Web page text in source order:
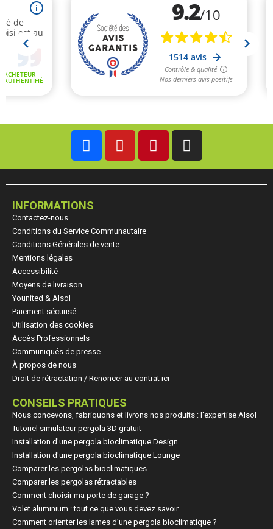
INFORMATIONS
Contactez-nous
Conditions du Service Communautaire
Conditions Générales de vente
Mentions légales
Accessibilité
Moyens de livraison
Younited & Alsol
Paiement sécurisé
Utilisation des cookies
Accès Professionnels
Communiqués de presse
À propos de nous
Droit de rétractation / Renoncer au contrat ici
CONSEILS PRATIQUES
Nous concevons, fabriquons et livrons nos produits : l'expertise Alsol
Tutoriel simulateur pergola 3D gratuit
Installation d'une pergola bioclimatique Design
Installation d'une pergola bioclimatique Lounge
Comparer les pergolas bioclimatiques
Comparer les pergolas rétractables
Comment choisir ma porte de garage ?
Volet aluminium : tout ce que vous devez savoir
Comment orienter les lames d’une pergola bioclimatique ?